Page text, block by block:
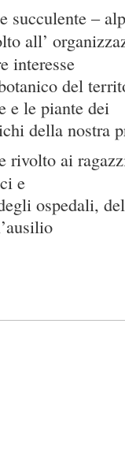
succulente –
all’
interesse
del
e le piante dei
della nostra
rivolto ai
e
ospedali,